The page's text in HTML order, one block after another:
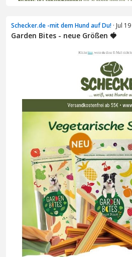
Schecker.de -mit dem Hund auf Du! · Jul 19
Garden Bites - neue Größen 🍓